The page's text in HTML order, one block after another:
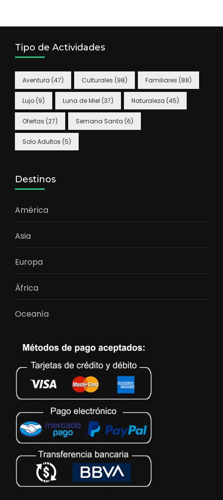
Tipo de Actividades
Aventura (47) Culturales (98) Familiares (88)
Lujo (9) Luna de Miel (37) Naturaleza (45)
Ofertas (27) Semana Santa (6)
Solo Adultos (5)
Destinos
América
Asia
Europa
África
Oceanía